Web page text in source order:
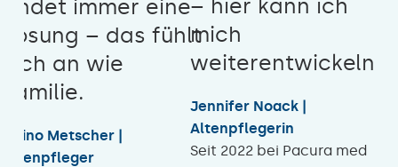
findet immer eine
Lösung – das fühlt
sich an wie
Familie.
Heino Metscher |
Altenpfleger
– hier kann ich
mich
weiterentwickeln!
Jennifer Noack |
Altenpflegerin
Seit 2022 bei Pacura med